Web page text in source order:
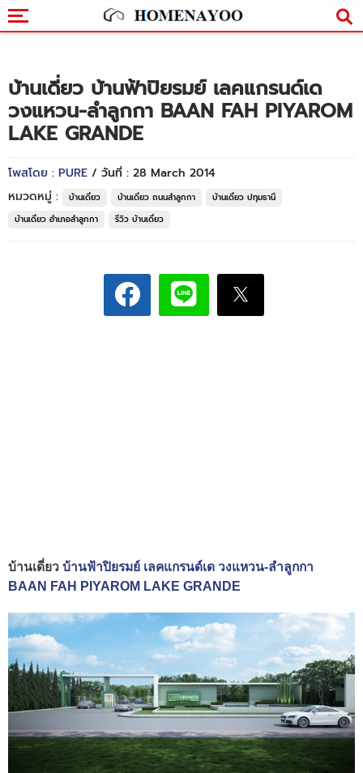
บ้านเดี่ยว บ้านฟ้าปิยรมย์ เลคแกรนด์เด
วงแหวน-ลำลูกกา BAAN FAH PIYAROM
LAKE GRANDE
โพสโดย : PURE / วันที่ : 28 March 2014
หมวดหมู่ :
บ้านเดี่ยว บ้านเดี่ยว ถนนลำลูกกา
บ้านเดี่ยว ปทุมธานี
บ้านเดี่ยว อำเภอลำลูกกา
รีวิว บ้านเดี่ยว
บ้านเดี่ยว บ้านฟ้าปิยรมย์ เลคแกรนด์เด วงแหวน-ลำลูกกา
BAAN FAH PIYAROM LAKE GRANDE